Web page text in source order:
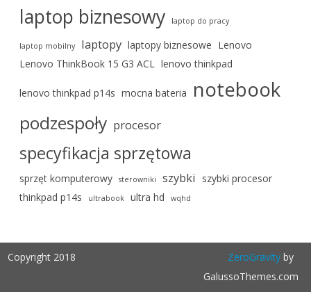
laptop biznesowy laptop do pracy
laptop mobilny laptopy laptopy biznesowe Lenovo
Lenovo ThinkBook 15 G3 ACL
lenovo thinkpad
lenovo thinkpad p14s mocna bateria notebook
podzespoły procesor
specyfikacja sprzętowa
sprzęt komputerowy sterowniki szybki
szybki procesor
thinkpad p14s
ultrabook ultra hd wqhd
Copyright 2018 ZeroGravityby
GalussoThemes.com